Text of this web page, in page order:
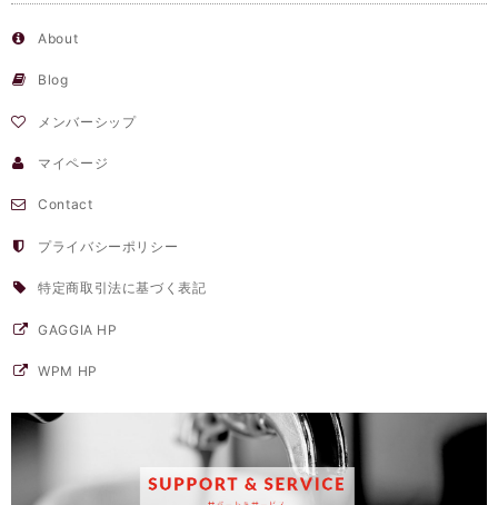
About
Blog
メンバーシップ
マイページ
Contact
プライバシーポリシー
特定商取引法に基づく表記
GAGGIA HP
WPM HP